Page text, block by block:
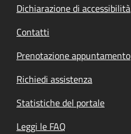
Dichiarazione di accessibilità
Contatti
Prenotazione appuntamento
Richiedi assistenza
Statistiche del portale
Leggi le FAQ